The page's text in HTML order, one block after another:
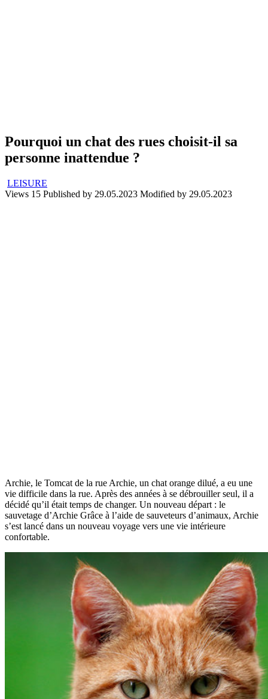
Pourquoi un chat des rues choisit-il sa
personne inattendue ?
LEISURE
Views 15 Published by 29.05.2023 Modified by 29.05.2023
Archie, le Tomcat de la rue Archie, un chat orange dilué, a eu une
vie difficile dans la rue. Après des années à se débrouiller seul, il a
décidé qu’il était temps de changer. Un nouveau départ : le
sauvetage d’Archie Grâce à l’aide de sauveteurs d’animaux, Archie
s’est lancé dans un nouveau voyage vers une vie intérieure
confortable.